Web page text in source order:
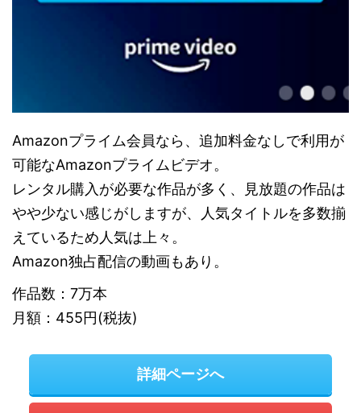
Amazonプライム会員なら、追加料金なしで利用が
可能なAmazonプライムビデオ。
レンタル購入が必要な作品が多く、見放題の作品は
やや少ない感じがしますが、人気タイトルを多数揃
えているため人気は上々。
Amazon独占配信の動画もあり。
作品数：7万本
月額：455円(税抜)
詳細ページへ